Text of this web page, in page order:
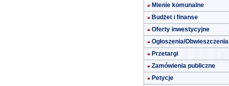
Mienie komunalne
Budżet i finanse
Oferty inwestycyjne
Ogłoszenia/Obwieszczenia
Przetargi
Zamówienia publiczne
Petycje